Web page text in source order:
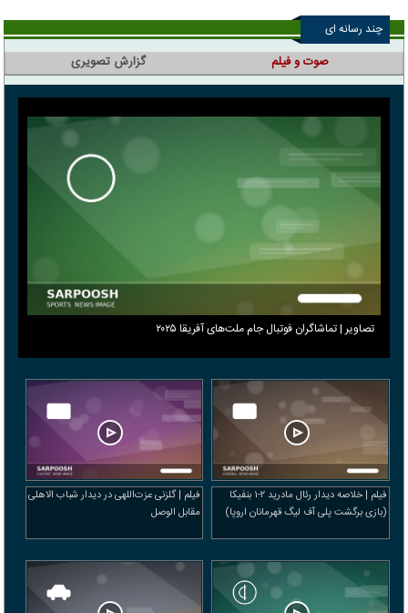
چند رسانه ای
صوت و فیلم
تصاویر | تماشاگران فوتبال جام ملت‌های آفریقا ۲۰۲۵
فیلم | خلاصه دیدار رئال مادرید ۲-۱ بنفیکا
(بازی برگشت پلی آف لیگ قهرمانان اروپا)
فیلم | گلزنی عزت‌اللهی در دیدار شباب الاهلی
مقابل الوصل
گزارش تصویری